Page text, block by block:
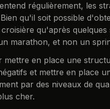
régulièrement, les
qu'il soit possible
qu'après
marathon, et non un
en place une
et mettre en place
par des niveaux de
cher.